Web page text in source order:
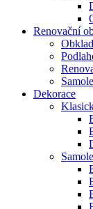
Renovační
Dekorace